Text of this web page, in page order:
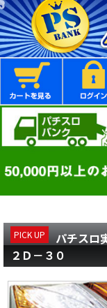
PICK UP
パチス
２Ｄ－３０